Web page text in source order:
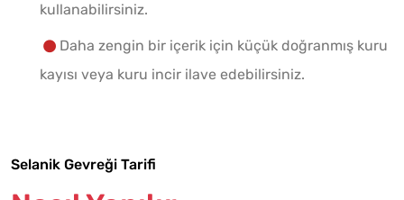
kullanabilirsiniz.
Daha zengin bir içerik için küçük doğranmış kuru
kayısı veya kuru incir ilave edebilirsiniz.
Selanik Gevreği Tarifi